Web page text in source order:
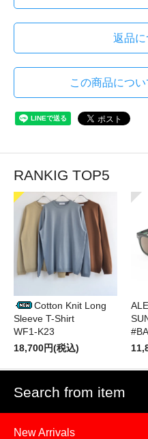
返品に
この商品につ
RANKIG TOP5
Cotton Knit Long
Sleeve T-Shirt
WF1-K23
18,700円(税込)
Search from item
New Arrivals